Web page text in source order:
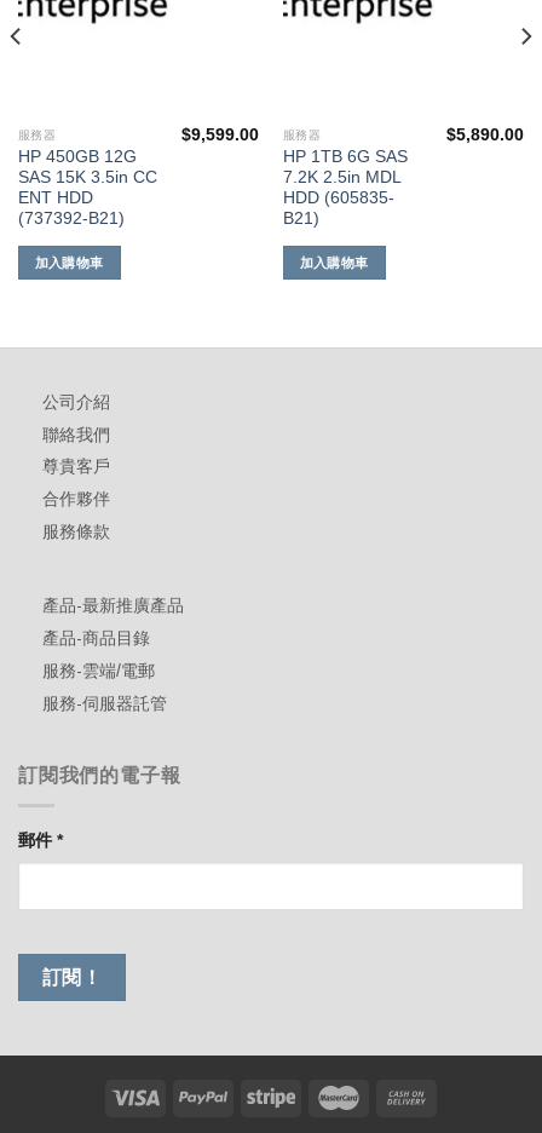
服務器
HP 450GB 12G
SAS 15K 3.5in CC
ENT HDD
(737392-B21)
$9,599.00
加入購物車
服務器
HP 1TB 6G SAS
7.2K 2.5in MDL
HDD (605835-
B21)
$5,890.00
加入購物車
公司介紹
聯絡我們
尊貴客戶
合作夥伴
服務條款
產品-最新推廣產品
產品-商品目錄
服務-雲端/電郵
服務-伺服器託管
訂閱我們的電子報
郵件*